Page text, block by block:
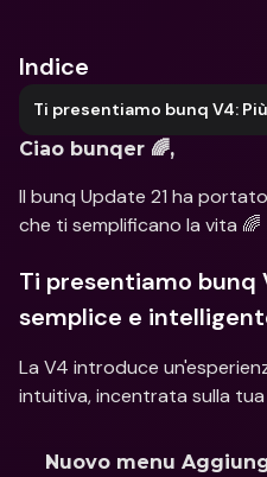
Indice
Ciao bunqer 🌈,
Il bunq Update 21 ha
che ti semplificano la vita 🌈
Ti presentiamo bunq
semplice e
La V4 introduce
intuitiva, incentrata sulla
Nuovo menu